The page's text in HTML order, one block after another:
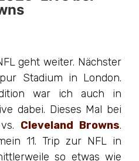
geht weiter. Nächster
Stadium in London.
war ich auch in
dabei. Dieses Mal bei
vs. Cleveland Browns.
11. Trip zur NFL in
so etwas wie